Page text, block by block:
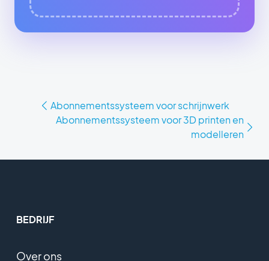
Abonnementssysteem voor schrijnwerk
Abonnementssysteem voor 3D printen en
modelleren
BEDRIJF
Over ons